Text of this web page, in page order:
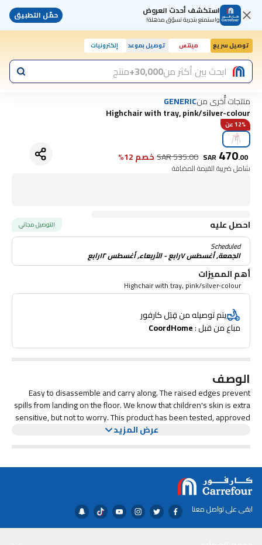
استكشف أحدث العروض
واستمتع بتجربة تسوّق مذهلة! حمّل التطبيق
توصيل سريع مينتس توصيل بموعد إلكترونيات
اليوم, 10:00 صابحث بين أكثر من30,000+ منتج
منتجات أُخرى منGENERIC
Highchair with tray, pink/silver-colour
12% عن
SAR 470.00
SAR535.00 خصم 12%
شامل ضريبة القيمة المضافة
احصل عليه التوصيل مجاني
Scheduled
الجمعة, أغسطس ٧رابع - الأربعاء, أغسطس ١٢رابع
أهم المميزات
Highchair with tray, pink/silver-colour
يتم توصيله من قِبَل كارفور
مباع من قبل : CoordHome
الوصف
Easy to disassemble and carry along. The raised edges prevent
spills from landing on the floor. We know that children's skin is extra
sensitive, but not to worry. This product has been tested, approved
and is completely free from substances that may harm your child's
عرض المزيد
ابقى على تواصل معنا